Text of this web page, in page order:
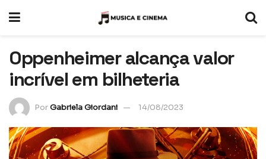
Oppenheimer alcança valor
incrível em bilheteria
PorGabriela Giordani 14/08/2023